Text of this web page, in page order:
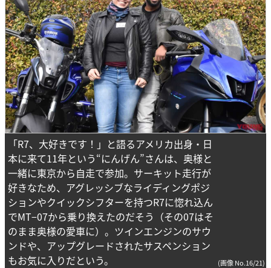
「R7、大好きです！」と語るアメリカ出身・日
本に来て11年という“にんげん”さんは、奥様と
一緒に東京から自走で参加。サーキット走行が
好きなため、アグレッシブなライディングポジ
ションやクイックシフターを持つR7に惚れ込ん
でMT−07から乗り換えたのだそう（その07はそ
のまま奥様の愛車に）。ツインエンジンのサウ
ンドや、アップグレードされたサスペンション
もお気に入りだという。
(画像 No.16/21)